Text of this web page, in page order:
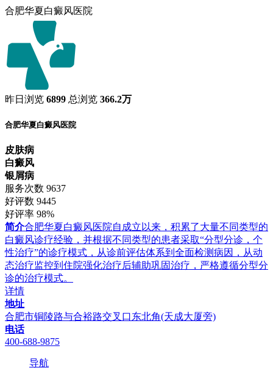
合肥华夏白癜风医院
昨日浏览 6899 总浏览 366.2万
合肥华夏白癜风医院
皮肤病
白癜风
银屑病
服务次数 9637
好评数 9445
好评率 98%
简介合肥华夏白癜风医院自成立以来，积累了大量不同类型的
白癜风诊疗经验，并根据不同类型的患者采取“分型分诊，个
性治疗”的诊疗模式，从诊前评估体系到全面检测病因，从动
态治疗监控到住院强化治疗后辅助巩固治疗，严格遵循分型分
诊的治疗模式。
详情
地址
合肥市铜陵路与合裕路交叉口东北角(天成大厦旁)
电话
400-688-9875
导航